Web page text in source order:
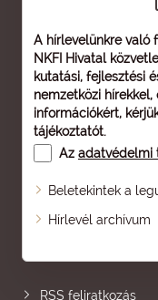
A hírlevelünkre való
NKFI Hivatal
kutatási, fejlesztési
nemzetközi
információkért,
tájékoztatót.
Az adatvédelmi
Beletekintek a
Hírlevél archívum
Oldaltérkép
RSS feliratkozás